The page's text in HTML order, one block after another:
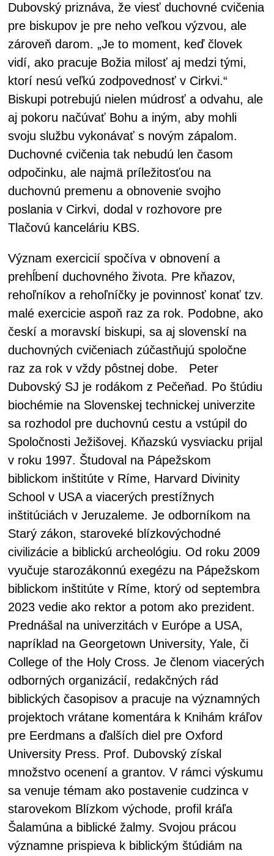
Dubovský priznáva, že viesť duchovné cvičenia
pre biskupov je pre neho veľkou výzvou, ale
zároveň darom. „Je to moment, keď človek
vidí, ako pracuje Božia milosť aj medzi tými,
ktorí nesú veľkú zodpovednosť v Cirkvi.“
Biskupi potrebujú nielen múdrosť a odvahu, ale
aj pokoru načúvať Bohu a iným, aby mohli
svoju službu vykonávať s novým zápalom.
Duchovné cvičenia tak nebudú len časom
odpočinku, ale najmä príležitosťou na
duchovnú premenu a obnovenie svojho
poslania v Cirkvi, dodal v rozhovore pre
Tlačovú kanceláriu KBS.
Význam exercicií spočíva v obnovení a
prehĺbení duchovného života. Pre kňazov,
rehoľníkov a rehoľníčky je povinnosť konať tzv.
malé exercicie aspoň raz za rok. Podobne, ako
českí a moravskí biskupi, sa aj slovenskí na
duchovných cvičeniach zúčastňujú spoločne
raz za rok v vždy pôstnej dobe. Peter
Dubovský SJ je rodákom z Pečeňad. Po štúdiu
biochémie na Slovenskej technickej univerzite
sa rozhodol pre duchovnú cestu a vstúpil do
Spoločnosti Ježišovej. Kňazskú vysviacku prijal
v roku 1997. Študoval na Pápežskom
biblickom inštitúte v Ríme, Harvard Divinity
School v USA a viacerých prestížnych
inštitúciách v Jeruzaleme. Je odborníkom na
Starý zákon, staroveké blízkovýchodné
civilizácie a biblickú archeológiu. Od roku 2009
vyučuje starozákonnú exegézu na Pápežskom
biblickom inštitúte v Ríme, ktorý od septembra
2023 vedie ako rektor a potom ako prezident.
Prednášal na univerzitách v Európe a USA,
napríklad na Georgetown University, Yale, či
College of the Holy Cross. Je členom viacerých
odborných organizácií, redakčných rád
biblických časopisov a pracuje na významných
projektoch vrátane komentára k Knihám kráľov
pre Eerdmans a ďalších diel pre Oxford
University Press. Prof. Dubovský získal
množstvo ocenení a grantov. V rámci výskumu
sa venuje témam ako postavenie cudzinca v
starovekom Blízkom východe, profil kráľa
Šalamúna a biblické žalmy. Svojou prácou
významne prispieva k biblickým štúdiám na